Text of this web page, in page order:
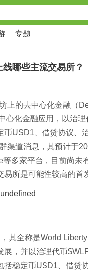
专题
哪些主流交易所？
上的去中心化金融（
心化金融应用，以治理
USD1、借贷协议、
渠道消息，其预计于
多家平台，目前尚未
所是可能性较高的首
其全称是World
，并以治理代币
括稳定币USD1、借贷